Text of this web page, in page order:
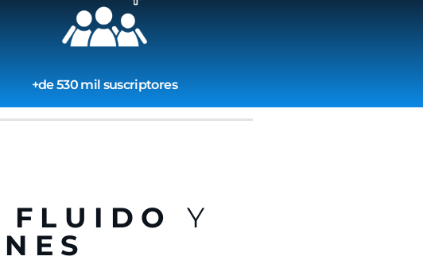
+de 530 mil suscriptores
FLUIDO
Y